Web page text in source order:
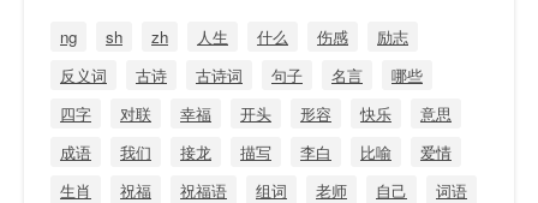
ng sh zh 人生 什么 伤感
励志
反义词
古诗 古诗词 句子 名言
哪些
四字
对联 幸福 开头 形容 快乐
意思
成语
我们 接龙 描写 李白 比喻
爱情
生肖
祝福 祝福语 组词 老师 自己
词语